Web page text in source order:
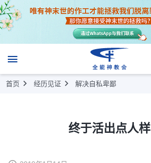
首页 经历见证 解决自私卑鄙
终于活出点人样